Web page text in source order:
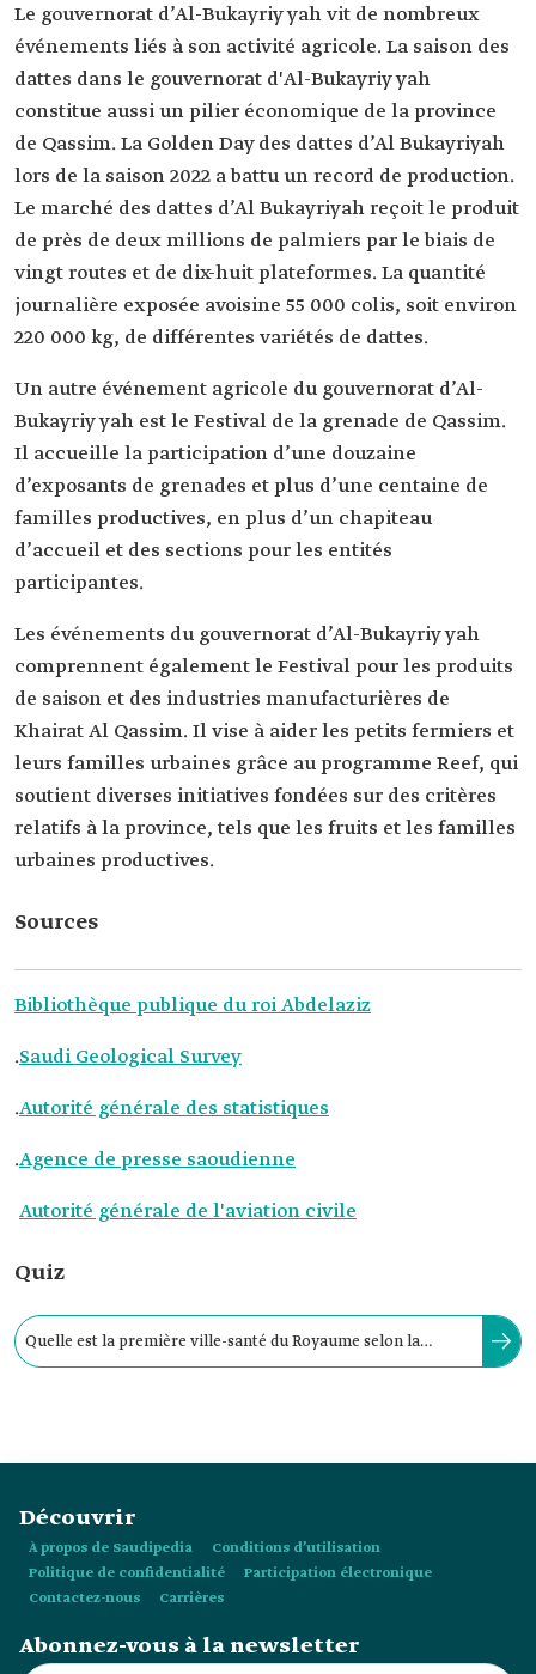
Le gouvernorat d’Al-Bukayriy yah vit de nombreux
événements liés à son activité agricole. La saison des
dattes dans le gouvernorat d'Al-Bukayriy yah
constitue aussi un pilier économique de la province
de Qassim. La Golden Day des dattes d’Al Bukayriyah
lors de la saison 2022 a battu un record de production.
Le marché des dattes d’Al Bukayriyah reçoit le produit
de près de deux millions de palmiers par le biais de
vingt routes et de dix-huit plateformes. La quantité
journalière exposée avoisine 55 000 colis, soit environ
220 000 kg, de différentes variétés de dattes.
Un autre événement agricole du gouvernorat d’Al-
Bukayriy yah est le Festival de la grenade de Qassim.
Il accueille la participation d’une douzaine
d’exposants de grenades et plus d’une centaine de
familles productives, en plus d’un chapiteau
d’accueil et des sections pour les entités
participantes.
Les événements du gouvernorat d’Al-Bukayriy yah
comprennent également le Festival pour les produits
de saison et des industries manufacturières de
Khairat Al Qassim. Il vise à aider les petits fermiers et
leurs familles urbaines grâce au programme Reef, qui
soutient diverses initiatives fondées sur des critères
relatifs à la province, tels que les fruits et les familles
urbaines productives.
Sources
Bibliothèque publique du roi Abdelaziz
.Saudi Geological Survey
.Autorité générale des statistiques
.Agence de presse saoudienne
Autorité générale de l'aviation civile
Quiz
Quelle est la première ville-santé du Royaume selon la
Découvrir
À propos de Saudipedia
Conditions d’utilisation
Politique de confidentialité
Participation électronique
Contactez-nous
Carrières
Abonnez-vous à la newsletter